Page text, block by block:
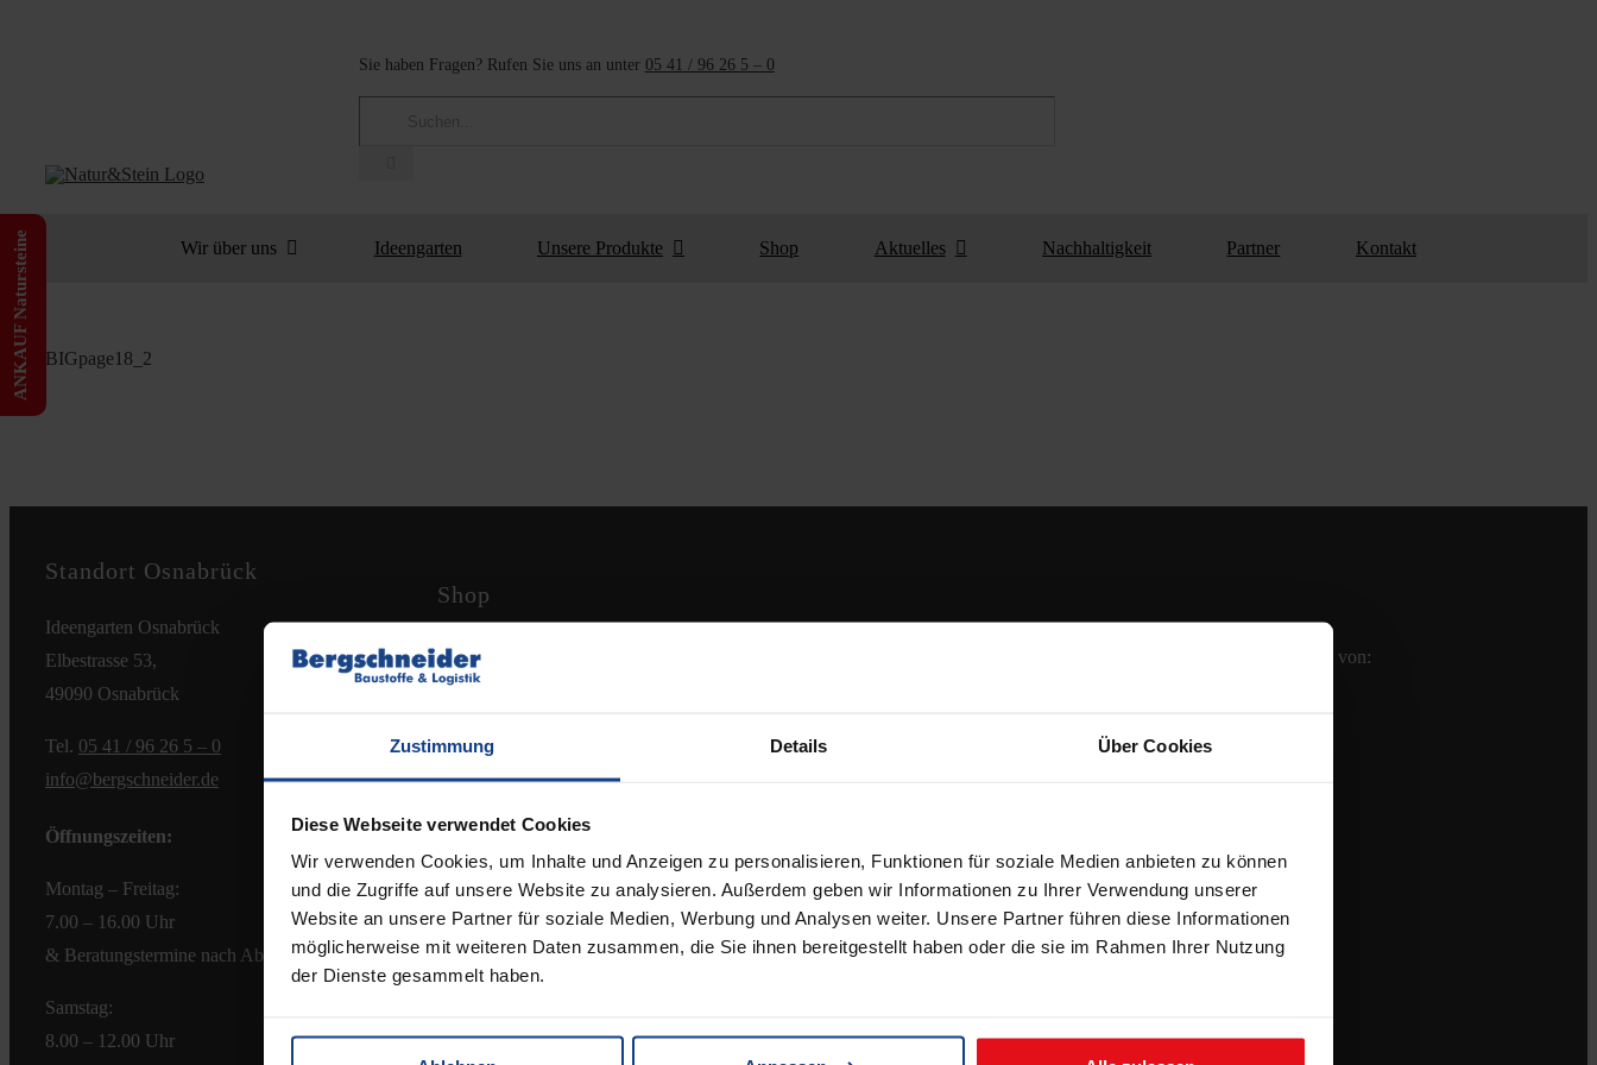
Zustimmung Details Über Cookies
Diese Webseite verwendet Cookies
Wir verwenden Cookies, um Inhalte und Anzeigen zu personalisieren, Funktionen für soziale Medien anbieten zu können
und die Zugriffe auf unsere Website zu analysieren. Außerdem geben wir Informationen zu Ihrer Verwendung unserer
Website an unsere Partner für soziale Medien, Werbung und Analysen weiter. Unsere Partner führen diese Informationen
möglicherweise mit weiteren Daten zusammen, die Sie ihnen bereitgestellt haben oder die sie im Rahmen Ihrer Nutzung
der Dienste gesammelt haben.
Sie haben Fragen? Rufen Sie uns an unter 05 41 / 96 26 5 – 0
nach:
Wir über uns Ideengarten Unsere Produkte Shop Aktuelles Nachhaltigkeit Partner Kontakt
BIGpage18_2
Standort Osnabrück
Ideengarten Osnabrück
Elbestrasse 53,
49090 Osnabrück
Tel. 05 41 / 96 26 5 – 0
info@bergschneider.de
Öffnungszeiten:
Montag – Freitag:
7.00 – 16.00 Uhr
& Beratungstermine nach Absprache
Samstag:
8.00 – 12.00 Uhr
Shop
Zahlungsmöglichkeiten
Versandkosten & Lieferbedingungen
AGB
Bei uns erhalten Sie Keramikplatten von:
ANKAUF Natursteine